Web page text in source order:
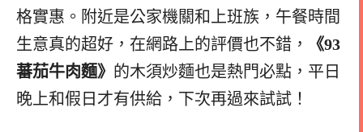
格實惠。附近是公家機關和上班族，午餐時間
生意真的超好，在網路上的評價也不錯，
《93
蕃茄牛肉麵》 的木須炒麵也是熱門必點，平日
晚上和假日才有供給，下次再過來試試！